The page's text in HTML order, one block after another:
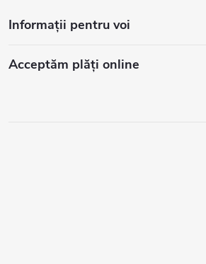
Informații pentru voi
Acceptăm plăţi online